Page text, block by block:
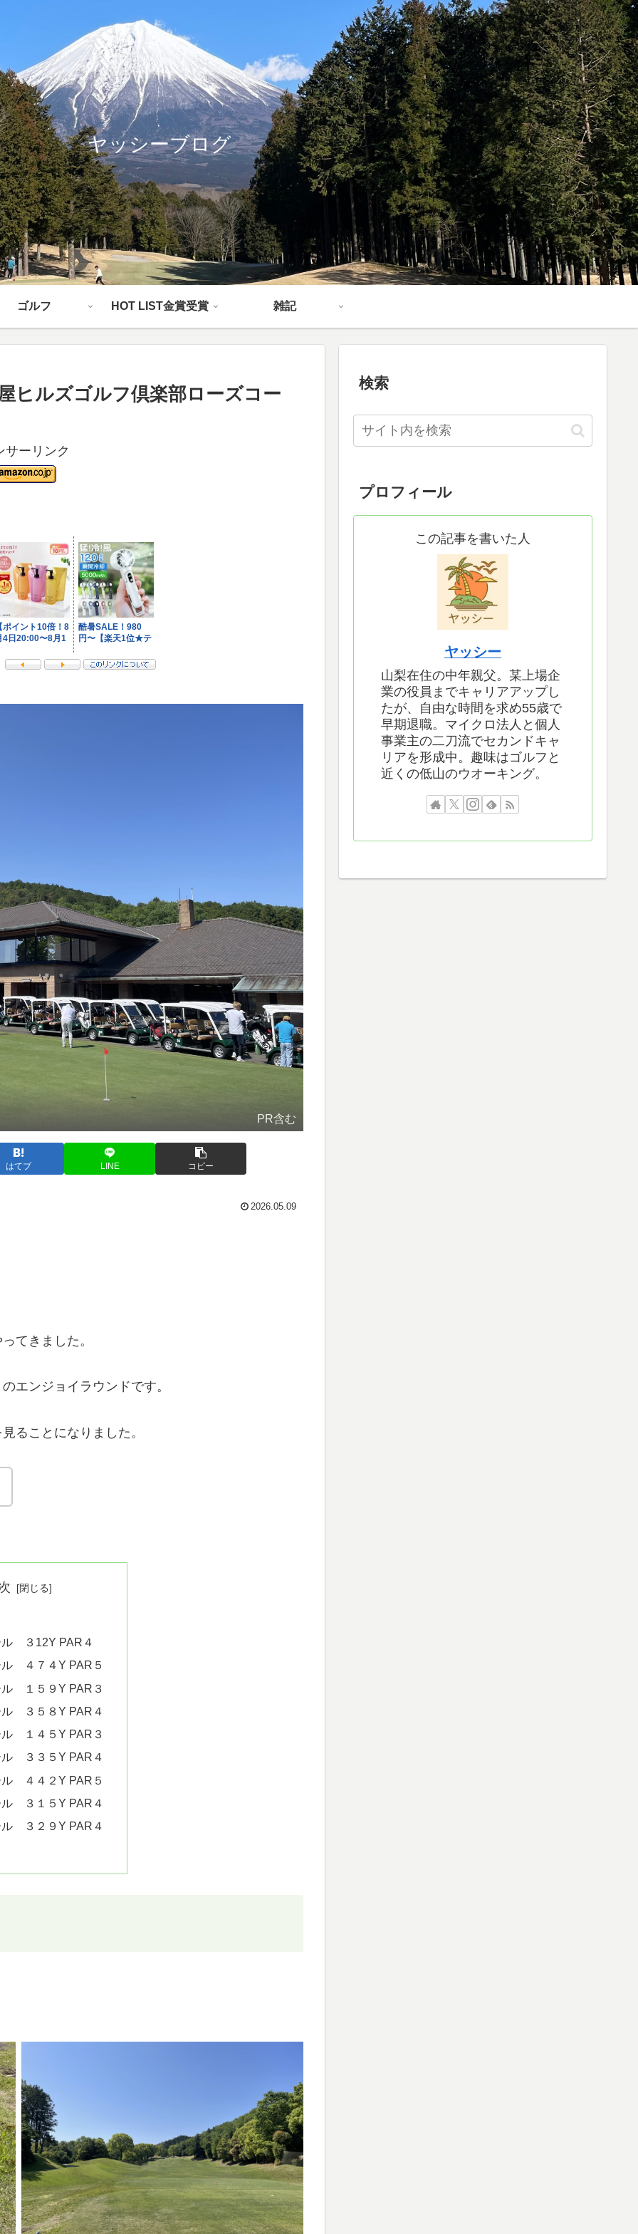
ヤッシーブログ
ゴルフ HOT LIST金賞受賞 雑記
ヒルズゴルフ倶楽部ローズコー
サーリンク
PR含む
はてブ LINE コピー
2026.05.09
てきました。
エンジョイラウンドです。
ることになりました。
ル ３12Y PAR４
ル ４７４Y PAR５
ル １５９Y PAR３
ル ３５８Y PAR４
ル １４５Y PAR３
ル ３３５Y PAR４
ル ４４２Y PAR５
ル ３１５Y PAR４
ル ３２９Y PAR４
検索
プロフィール
この記事を書いた人
ヤッシー
山梨在住の中年親父。某上場企
業の役員までキャリアアップし
たが、自由な時間を求め55歳で
早期退職。マイクロ法人と個人
事業主の二刀流でセカンドキャ
リアを形成中。趣味はゴルフと
近くの低山のウオーキング。